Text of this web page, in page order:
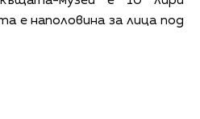
е наполовина за лица под